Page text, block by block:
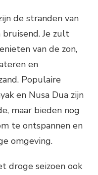
de stranden van
Je zult
van de zon,
en
Populaire
en Nusa Dua zijn
maar bieden nog
te ontspannen en
omgeving.
droge seizoen ook